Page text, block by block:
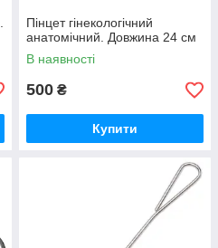
Пінцет гінекологічний
анатомічний. Довжина 24 см
В наявності
500 ₴
Купити